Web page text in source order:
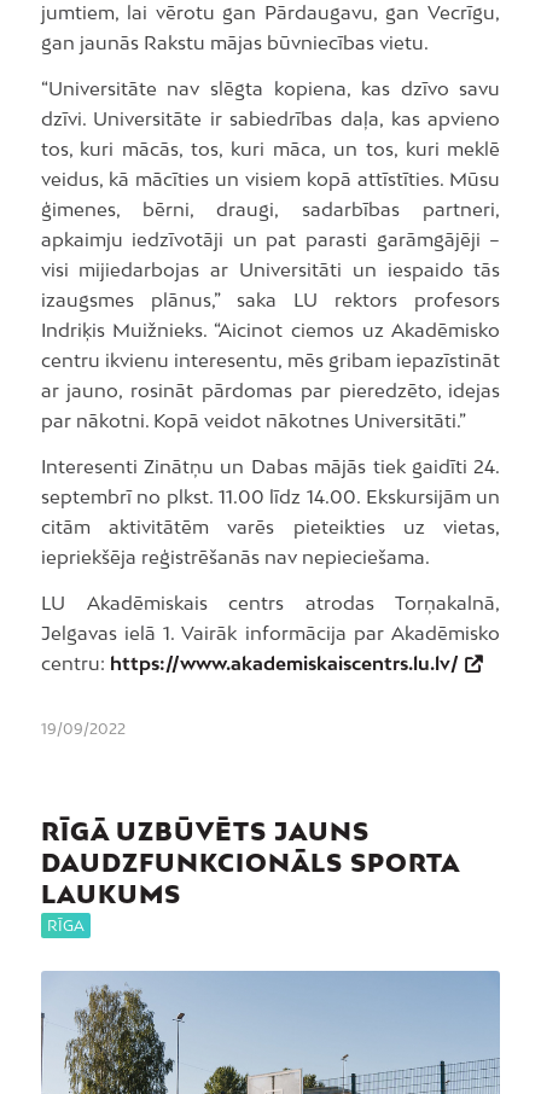
jumtiem, lai vērotu gan Pārdaugavu, gan Vecrīgu,
gan jaunās Rakstu mājas būvniecības vietu.
“Universitāte nav slēgta kopiena, kas dzīvo savu
dzīvi. Universitāte ir sabiedrības daļa, kas apvieno
tos, kuri mācās, tos, kuri māca, un tos, kuri meklē
veidus, kā mācīties un visiem kopā attīstīties. Mūsu
ģimenes, bērni, draugi, sadarbības partneri,
apkaimju iedzīvotāji un pat parasti garāmgājēji –
visi mijiedarbojas ar Universitāti un iespaido tās
izaugsmes plānus,” saka LU rektors profesors
Indriķis Muižnieks. “Aicinot ciemos uz Akadēmisko
centru ikvienu interesentu, mēs gribam iepazīstināt
ar jauno, rosināt pārdomas par pieredzēto, idejas
par nākotni. Kopā veidot nākotnes Universitāti.”
Interesenti Zinātņu un Dabas mājās tiek gaidīti 24.
septembrī no plkst. 11.00 līdz 14.00. Ekskursijām un
citām aktivitātēm varēs pieteikties uz vietas,
iepriekšēja reģistrēšanās nav nepieciešama.
LU Akadēmiskais centrs atrodas Torņakalnā,
Jelgavas ielā 1. Vairāk informācija par Akadēmisko
centru: https://www.akademiskaiscentrs.lu.lv/
19/09/2022
RĪGĀ UZBŪVĒTS JAUNS
DAUDZFUNKCIONĀLS SPORTA
LAUKUMS
RĪGA